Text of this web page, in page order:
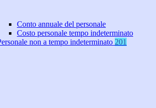
Conto annuale del personale
Costo personale tempo indeterminato
non a tempo indeterminato 201